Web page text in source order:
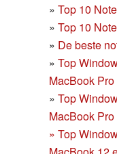
» Top 10
» Top 10
» De beste
» Top
MacBook Pro
» Top
MacBook
» Top